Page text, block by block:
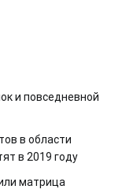
и повседневной
в области
в 2019 году
матрица